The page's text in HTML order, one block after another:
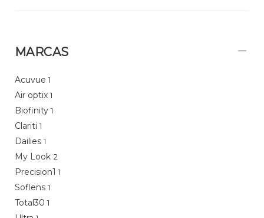
MARCAS
Acuvue 1
Air optix 1
Biofinity 1
Clariti 1
Dailies 1
My Look 2
Precision1 1
Soflens 1
Total30 1